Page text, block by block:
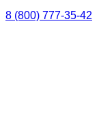
8 (800) 777-35-42